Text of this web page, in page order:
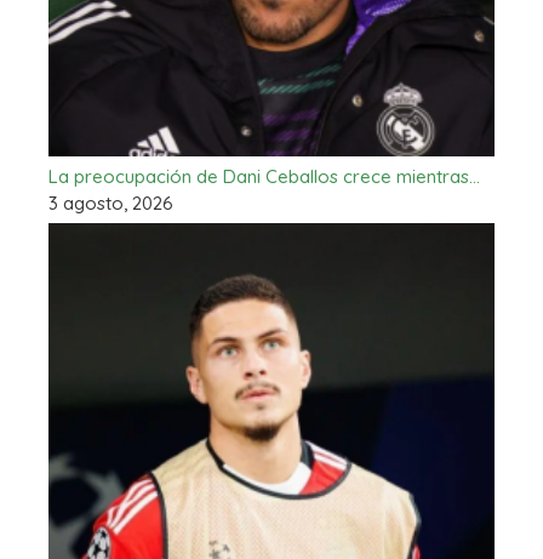
La preocupación de Dani Ceballos crece mientras…
3 agosto, 2026